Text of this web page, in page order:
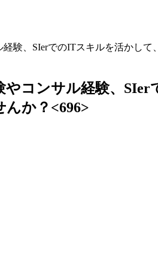
験、SIerでのITスキルを活かして
コンサル経験、SIer
か？<696>